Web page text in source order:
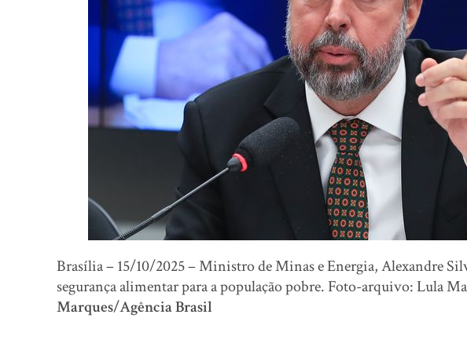
Brasília – 15/10/2025 – Ministro de Minas e Energia, Alexandre
segurança alimentar para a população pobre. Foto-arquivo: Lula
Marques/Agência Brasil